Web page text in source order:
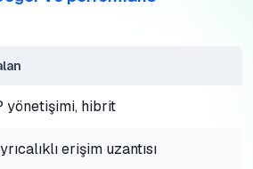
yönetişimi, hibrit
erişim uzantısı